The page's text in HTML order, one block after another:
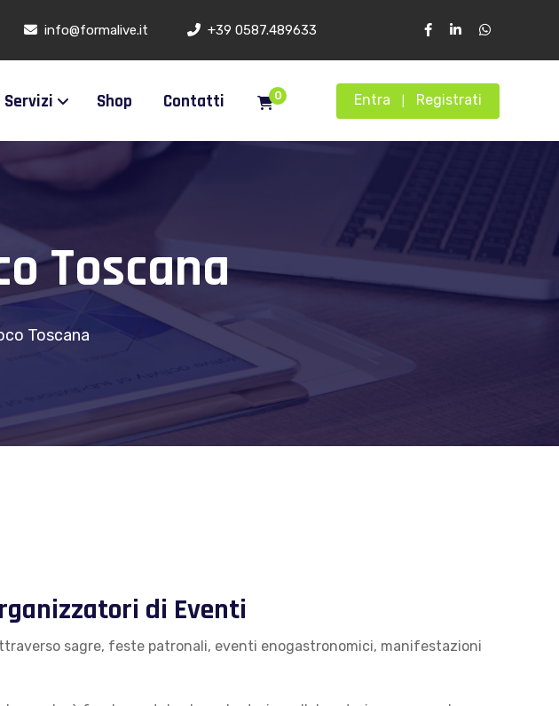
info@formalive.it +39 0587.489633
Servizi Shop Contatti 0 Entra Registrati
Toscana
Toscana
di Eventi
sagre, feste patronali, eventi enogastronomici, manifestazioni